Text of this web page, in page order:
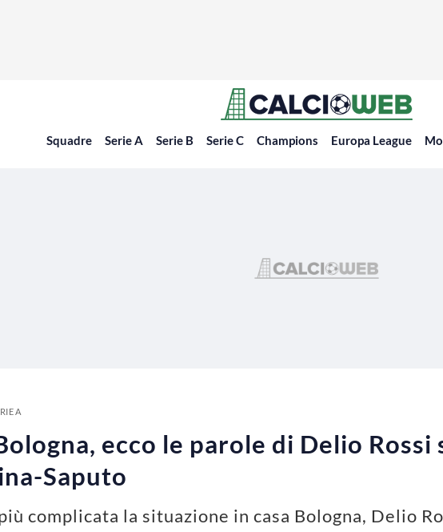
Squadre Serie A Serie B Serie C Champions Europa League
A
ecco le parole di Delio
Saputo
complicata la situazione in casa Bologna, Delio